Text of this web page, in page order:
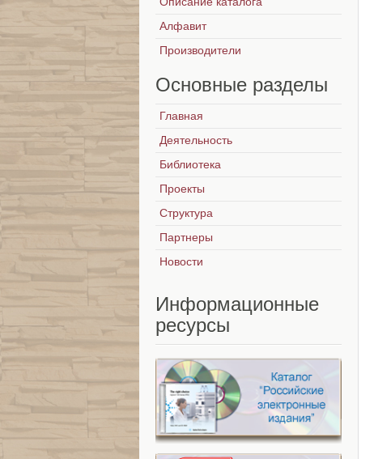
Алфавит
Производители
Основные разделы
Главная
Деятельность
Библиотека
Проекты
Структура
Партнеры
Новости
Информационные
ресурсы